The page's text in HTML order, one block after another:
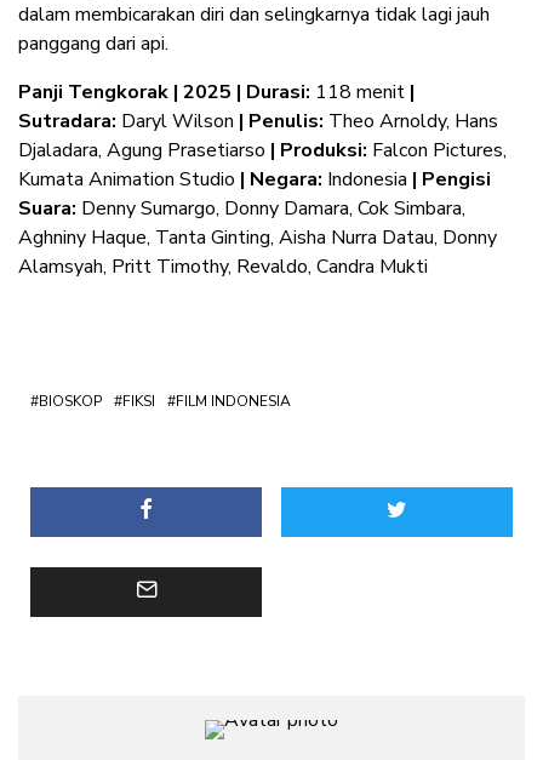
dalam membicarakan diri dan selingkarnya tidak lagi jauh
panggang dari api.
Panji Tengkorak | 2025 | Durasi: 118 menit |
Sutradara: Daryl Wilson | Penulis: Theo Arnoldy, Hans
Djaladara, Agung Prasetiarso | Produksi: Falcon Pictures,
Kumata Animation Studio | Negara: Indonesia | Pengisi
Suara: Denny Sumargo, Donny Damara, Cok Simbara,
Aghniny Haque, Tanta Ginting, Aisha Nurra Datau, Donny
Alamsyah, Pritt Timothy, Revaldo, Candra Mukti
BIOSKOP FIKSI FILM INDONESIA